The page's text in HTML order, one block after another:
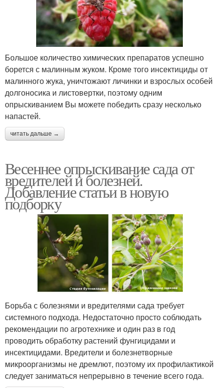
Большое количество химических препаратов успешно
борется с малинным жуком. Кроме того инсектициды от
малинного жука, уничтожают личинки и взрослых особей
долгоносика и листовертки, поэтому одним
опрыскиванием Вы можете победить сразу несколько
напастей.
читать дальше →
Весеннее опрыскивание сада от
вредителей и болезней.
Добавление статьи в новую
подборку
Борьба с болезнями и вредителями сада требует
системного подхода. Недостаточно просто соблюдать
рекомендации по агротехнике и один раз в год
проводить обработку растений фунгицидами и
инсектицидами. Вредители и болезнетворные
микроорганизмы не дремлют, поэтому их профилактикой
следует заниматься непрерывно в течение всего года.